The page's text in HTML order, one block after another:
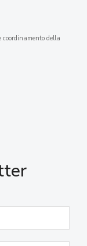
coordinamento della